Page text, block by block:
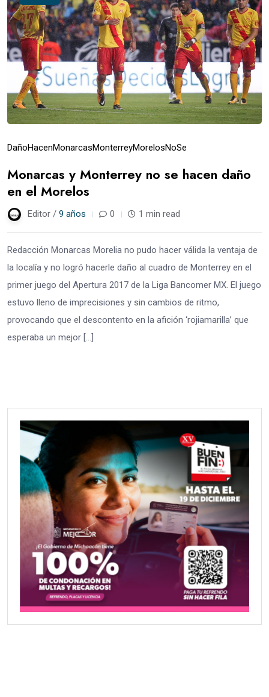
DañoHacenMonarcasMonterreyMorelosNoSe
Monarcas y Monterrey no se hacen daño
en el Morelos
Editor / 9 años 0 1 min read
Redacción Monarcas Morelia no pudo hacer válida la ventaja de
la localía y no logró hacerle daño al cuadro de Monterrey en el
primer juego del Apertura 2017 de la Liga Bancomer MX. El juego
estuvo lleno de imprecisiones y sin cambios de ritmo,
provocando que el descontento en la afición ‘rojiamarilla’ que
esperaba un mejor […]